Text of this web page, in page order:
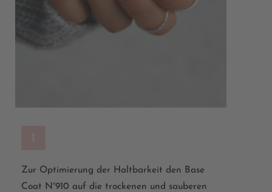
Zur Optimierung der Haltbarkeit den Base
Coat N°910 auf die trockenen und sauberen